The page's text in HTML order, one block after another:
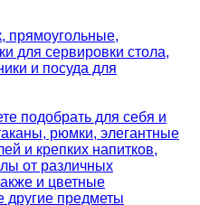
прямоугольные,
для сервировки стола,
и посуда для
подобрать для себя и
рюмки, элегантные
и крепких напитков,
от различных
и цветные
другие предметы